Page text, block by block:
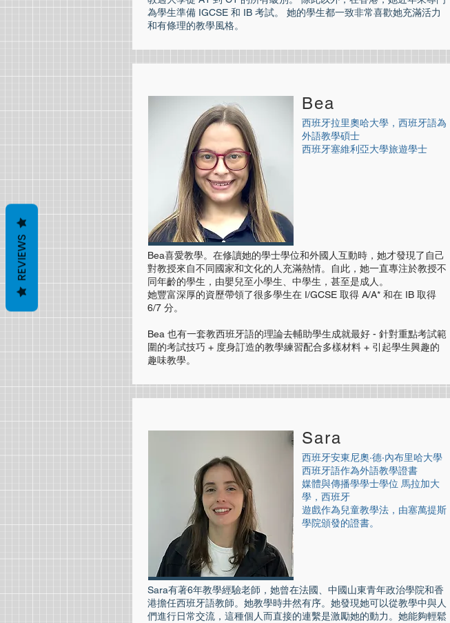
為學生準備 IGCSE 和 IB 考試。 她的學生都一致非常喜歡她充滿活力
和有條理的教學風格。
Bea
西班牙拉里奧哈大學，西班牙語為
外語教學碩士
西班牙塞維利亞大學旅遊學士
Bea喜愛教學。在修讀她的學士學位和外國人互動時，她才發現了自己
對教授來自不同國家和文化的人充滿熱情。自此，她一直專注於教授不
同年齡的學生，由嬰兒至小學生、中學生，甚至是成人。
她豐富深厚的資歷帶領了很多學生在 I/GCSE 取得 A/A* 和在 IB 取得
6/7 分。
Bea 也有一套教西班牙語的理論去輔助學生成就最好 - 針對重點考試範
圍的考試技巧 + 度身訂造的教學練習配合多樣材料 + 引起學生興趣的
趣味教學。
Sara
西班牙安東尼奧·德·內布里哈大學
西班牙語作為外語教學證書
媒體與傳播學學士學位 馬拉加大
學，西班牙
遊戲作為兒童教學法，由塞萬提斯
學院頒發的證書。
Sara有著6年教學經驗老師，她曾在法國、中國山東青年政治學院和香
港擔任西班牙語教師。她教學時井然有序。她發現她可以從教學中與人
們進行日常交流，這種個人而直接的連繫是激勵她的動力。她能夠輕鬆
REVIEWS